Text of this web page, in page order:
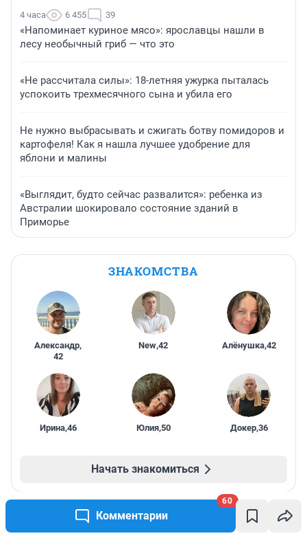
Комментарии
60
4 часа 6 455 39
«Напоминает куриное мясо»: ярославцы нашли в
лесу необычный гриб — что это
«Не рассчитала силы»: 18-летняя ужурка пыталась
успокоить трехмесячного сына и убила его
Не нужно выбрасывать и сжигать ботву помидоров и
картофеля! Как я нашла лучшее удобрение для
яблони и малины
«Выглядит, будто сейчас развалится»: ребенка из
Австралии шокировало состояние зданий в
Приморье
ЗНАКОМСТВА
Александр,
42
New,42 Алёнушка,42
Ирина,46 Юлия,50 Докер,36
Начать знакомиться
ПРОМОКОДЫ